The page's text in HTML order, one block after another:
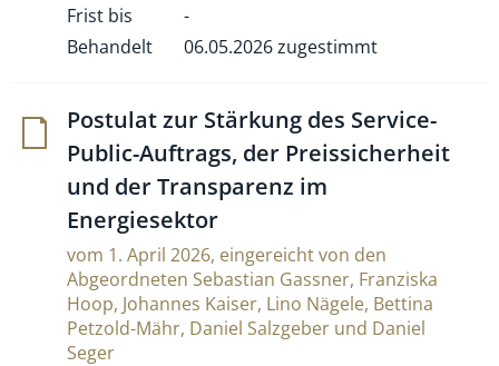
Frist bis
-
Behandelt
06.05.2026 zugestimmt
Postulat zur Stär­kung des Ser­vice-
Public-Auf­trags, der Preis­si­cher­heit
und der Trans­pa­renz im
Energiesektor
vom 1. April 2026, eingereicht von den
Abgeordneten Sebastian Gassner, Franziska
Hoop, Johannes Kaiser, Lino Nägele, Bettina
Petzold-Mähr, Daniel Salzgeber und Daniel
Seger